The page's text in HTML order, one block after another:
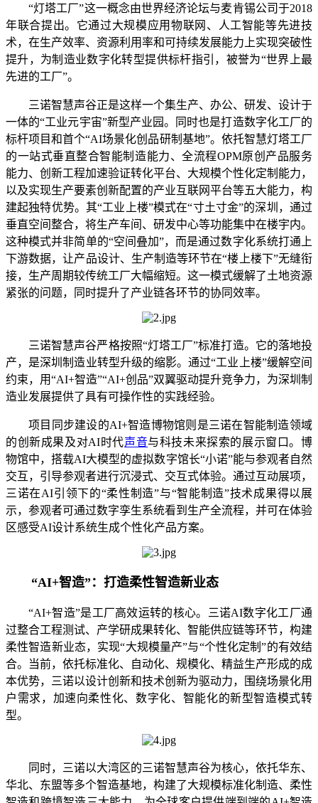
“灯塔工厂”这一概念由世界经济论坛与麦肯锡公司于2018
年联合提出。它通过大规模应用物联网、人工智能等先进技
术，在生产效率、资源利用率和可持续发展能力上实现突破性
提升，为制造业数字化转型提供标杆指引，被誉为“世界上最
先进的工厂”。
三诺智慧声谷正是这样一个集生产、办公、研发、设计于
一体的“工业元宇宙”新型产业园。同时也是打造数字化工厂的
标杆项目和首个“AI场景化创品研制基地”。依托智慧灯塔工厂
的一站式垂直整合智能制造能力、全流程OPM原创产品服务
能力、创新工程加速验证转化平台、大规模个性化定制能力，
以及实现生产要素创新配置的产业互联网平台等五大能力，构
建起独特优势。其“工业上楼”模式在“寸土寸金”的深圳，通过
垂直空间整合，将生产车间、研发中心等功能集中在楼宇内。
这种模式并非简单的“空间叠加”，而是通过数字化系统打通上
下游数据，让产品设计、生产制造等环节在“楼上楼下”无缝衔
接，生产周期较传统工厂大幅缩短。这一模式缓解了土地资源
紧张的问题，同时提升了产业链各环节的协同效率。
三诺智慧声谷严格按照“灯塔工厂”标准打造。它的落地投
产，是深圳制造业转型升级的缩影。通过“工业上楼”缓解空间
约束，用“AI+智造”“AI+创品”双翼驱动提升竞争力，为深圳制
造业发展提供了具有可操作性的实践经验。
项目同步建设的AI+智造博物馆则是三诺在智能制造领域
的创新成果及对AI时代声音与科技未来探索的展示窗口。博
物馆中，搭载AI大模型的虚拟数字馆长“小诺”能与参观者自然
交互，引导参观者进行沉浸式、交互式体验。通过互动展项，
三诺在AI引领下的“柔性制造”与“智能制造”技术成果得以展
示，参观者可通过数字孪生系统看到生产全流程，并可在体验
区感受AI设计系统生成个性化产品方案。
“AI+智造”：打造柔性智造新业态
“AI+智造”是工厂高效运转的核心。三诺AI数字化工厂通
过整合工程测试、产学研成果转化、智能供应链等环节，构建
柔性智造新业态，实现“大规模量产”与“个性化定制”的有效结
合。当前，依托标准化、自动化、规模化、精益生产形成的成
本优势，三诺以设计创新和技术创新为驱动力，围绕场景化用
户需求，加速向柔性化、数字化、智能化的新型智造模式转
型。
同时，三诺以大湾区的三诺智慧声谷为核心，依托华东、
华北、东盟等多个智造基地，构建了大规模标准化制造、柔性